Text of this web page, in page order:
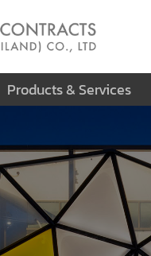
Products & Services